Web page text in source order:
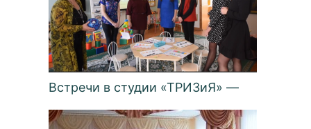
Встречи в студии «ТРИЗиЯ» —